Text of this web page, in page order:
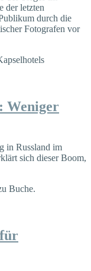
der letzten
durch die
Fotografen vor
Weniger
in Russland im
sich dieser Boom,